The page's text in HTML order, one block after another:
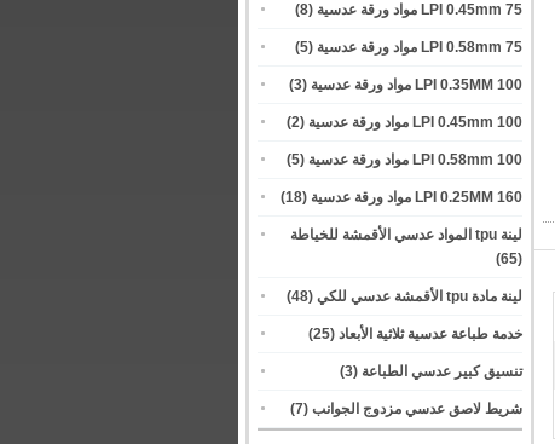
75 LPI 0.45mm مواد ورقة عدسية (8)
75 LPI 0.58mm مواد ورقة عدسية (5)
100 LPI 0.35MM مواد ورقة عدسية (3)
100 LPI 0.45mm مواد ورقة عدسية (2)
100 LPI 0.58mm مواد ورقة عدسية (5)
160 LPI 0.25MM مواد ورقة عدسية (18)
لينة tpu المواد عدسي الأقمشة للخياطة
(65)
لينة مادة tpu الأقمشة عدسي للكي (48)
خدمة طباعة عدسية ثلاثية الأبعاد (25)
تنسيق كبير عدسي الطباعة (3)
شريط لاصق عدسي مزدوج الجوانب (7)